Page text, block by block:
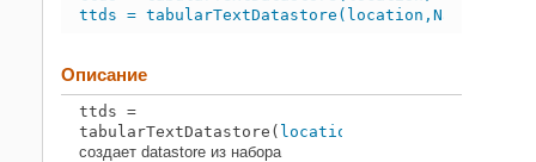
формата
Свойства для использования
writeall
Функции объекта
ttds =
Описание
ttds =
tabularTextDatastore( location
создает datastore из набора